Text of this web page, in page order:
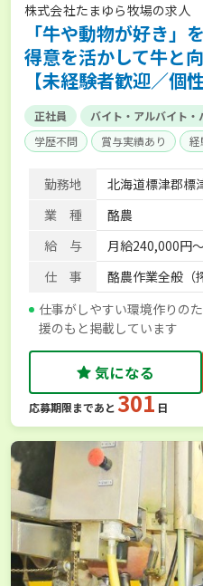
株式会社たまゆら牧場の求人
「牛や動物が好き」
得意を活かして牛と
【未経験者歓迎／個
正社員 バイト・アルバイト・
学歴不問
賞与実績あり 経
勤務地
北海道標津郡標
業 種
酪農
給 与
月給240,000円
仕 事
酪農作業全般（
仕事がしやすい環境作りの
援のもと掲載しています
気になる
応募期限まであと 301 日